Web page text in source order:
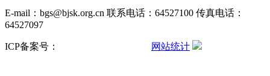
E-mail：bgs@bjsk.org.cn 联系电话：64527100 传真电话：
64527097
ICP备案号： 网站统计